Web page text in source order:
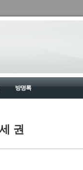
방명록
권